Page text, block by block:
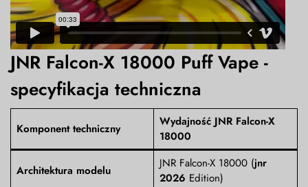
JNR Falcon-X 18000 Puff Vape -
specyfikacja techniczna
Komponent techniczny
Wydajność JNR Falcon-X
18000
Architektura modelu JNR Falcon-X 18000 (jnr
2026 Edition)